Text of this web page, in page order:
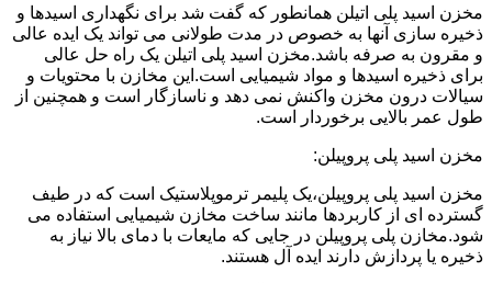
مخزن اسید پلی اتیلن همانطور که گفت شد برای نگهداری اسیدها و
ذخیره سازی آنها به خصوص در مدت طولانی می تواند یک ایده عالی
و مقرون به صرفه باشد.مخزن اسید پلی اتیلن یک راه حل عالی
برای ذخیره اسیدها و مواد شیمیایی است.این مخازن با محتویات و
سیالات درون مخزن واکنش نمی دهد و ناسازگار است و همچنین از
طول عمر بالایی برخوردار است.
مخزن اسید پلی پروپیلن:
مخزن اسید پلی پروپیلن،یک پلیمر ترموپلاستیک است که در طیف
گسترده ای از کاربردها مانند ساخت مخازن شیمیایی استفاده می
شود.مخازن پلی پروپیلن در جایی که مایعات با دمای بالا نیاز به
ذخیره یا پردازش دارند ایده آل هستند.